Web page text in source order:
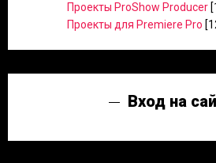
Проекты ProShow Producer
Проекты для Premiere Pro
Вход на